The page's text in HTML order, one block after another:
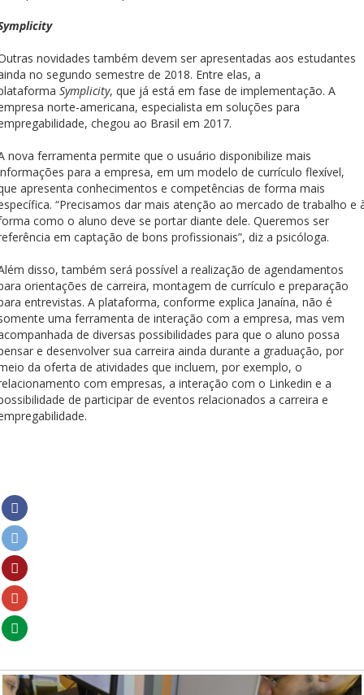
novidades também devem ser apresentadas aos estudantes
no segundo semestre de 2018. Entre elas, a
Symplicity, que já está em fase de implementação. A
norte-americana, especialista em soluções para
chegou ao Brasil em 2017.
nova ferramenta permite que o usuário disponibilize mais
para a empresa, em um modelo de currículo flexível,
apresenta conhecimentos e competências de forma mais
“Precisamos dar mais atenção ao mercado de trabalho e
como o aluno deve se portar diante dele. Queremos ser
em captação de bons profissionais”, diz a psicóloga.
disso, também será possível a realização de agendamentos
orientações de carreira, montagem de currículo e preparação
entrevistas. A plataforma, conforme explica Janaína, não é
uma ferramenta de interação com a empresa, mas vem
de diversas possibilidades para que o aluno possa
e desenvolver sua carreira ainda durante a graduação, por
da oferta de atividades que incluem, por exemplo, o
com empresas, a interação com o Linkedin e a
de participar de eventos relacionados a carreira e